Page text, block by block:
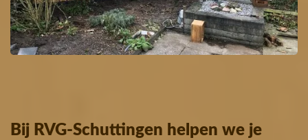
Bij RVG-Schuttingen helpen we je